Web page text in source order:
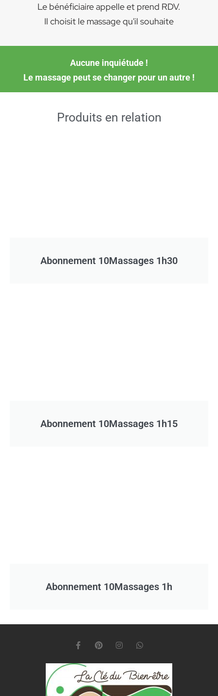
Le bénéficiaire appelle et prend RDV.
Il choisit le massage qu'il souhaite
Aucune inquiétude !
Le massage peut se changer pour un autre !
Produits en relation
Abonnement 10Massages 1h30
Abonnement 10Massages 1h15
Abonnement 10Massages 1h